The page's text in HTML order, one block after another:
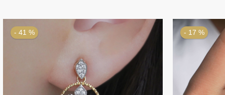
- 17 % - 53 %